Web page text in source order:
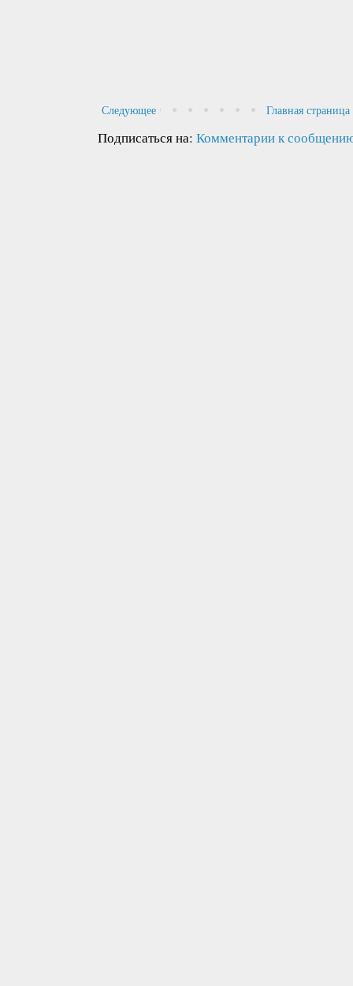
Следующее Главная страница
Подписаться на: Комментарии к